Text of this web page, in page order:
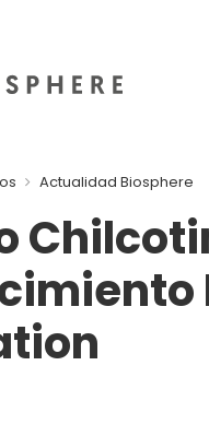
Actualidad Biosphere